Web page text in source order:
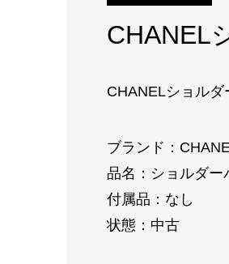
CHANEL
CHANELショルダ
ブランド：
品名：ショルダー
付属品：なし
状態：中古